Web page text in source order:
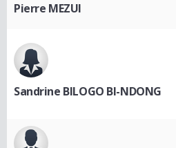
Pierre MEZUI
Sandrine BILOGO BI-NDONG